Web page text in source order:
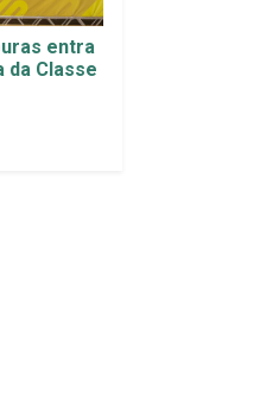
entra
da Classe